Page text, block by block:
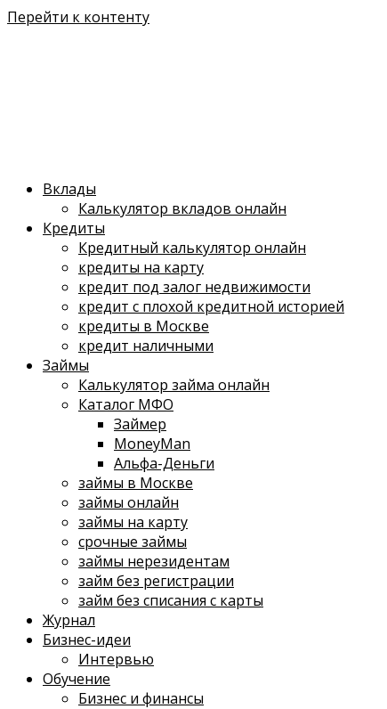
Перейти к контенту
Вклады
Калькулятор вкладов онлайн
Кредиты
Кредитный калькулятор онлайн
кредиты на карту
кредит под залог недвижимости
кредит с плохой кредитной историей
кредиты в Москве
кредит наличными
Займы
Калькулятор займа онлайн
Каталог МФО
Займер
MoneyMan
Альфа-Деньги
займы в Москве
займы онлайн
займы на карту
срочные займы
займы нерезидентам
займ без регистрации
займ без списания с карты
Журнал
Бизнес-идеи
Интервью
Обучение
Бизнес и финансы